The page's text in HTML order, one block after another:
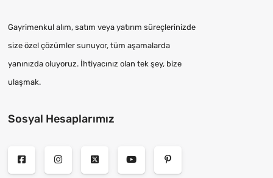
Gayrimenkul alım, satım veya yatırım süreçlerinizde
size özel çözümler sunuyor, tüm aşamalarda
yanınızda oluyoruz. İhtiyacınız olan tek şey, bize
ulaşmak.
Sosyal Hesaplarımız